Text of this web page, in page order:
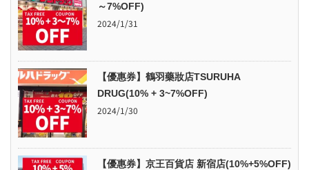
～7%OFF)
2024/1/31
【優惠券】鶴羽藥妝店TSURUHA
DRUG(10% + 3~7%OFF)
2024/1/30
【優惠券】京王百貨店 新宿店(10%+5%OFF)